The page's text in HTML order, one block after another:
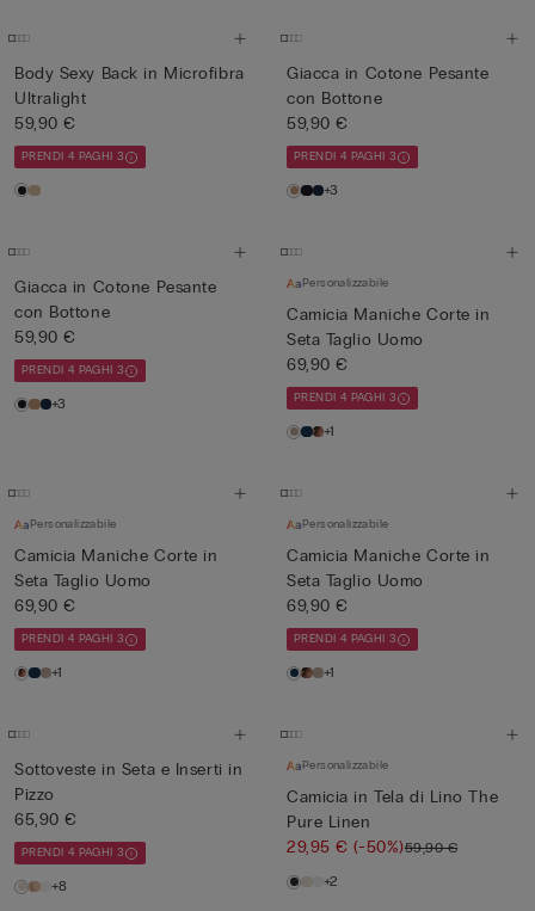
Body Sexy Back in Microfibra
Ultralight
59,90 €
PRENDI 4 PAGHI 3
Giacca in Cotone Pesante
con Bottone
59,90 €
PRENDI 4 PAGHI 3
+3
Giacca in Cotone Pesante
con Bottone
59,90 €
PRENDI 4 PAGHI 3
+3
Personalizzabile
Camicia Maniche Corte in
Seta Taglio Uomo
69,90 €
PRENDI 4 PAGHI 3
+1
Personalizzabile
Camicia Maniche Corte in
Seta Taglio Uomo
69,90 €
PRENDI 4 PAGHI 3
+1
Personalizzabile
Camicia Maniche Corte in
Seta Taglio Uomo
69,90 €
PRENDI 4 PAGHI 3
+1
Sottoveste in Seta e Inserti in
Pizzo
65,90 €
PRENDI 4 PAGHI 3
+8
Personalizzabile
Camicia in Tela di Lino The
Pure Linen
29,95 €(-50%)59,90 €
+2